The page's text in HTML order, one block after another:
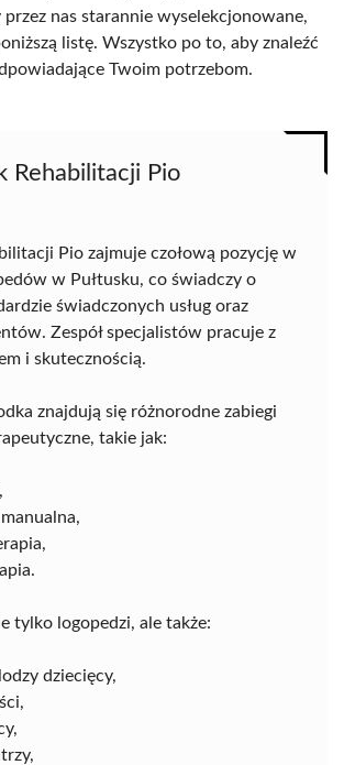
przez nas starannie wyselekcjonowane,
listę. Wszystko po to, aby znaleźć
Twoim potrzebom.
Rehabilitacji Pio
Pio zajmuje czołową pozycję w
w Pułtusku, co świadczy o
świadczonych usług oraz
Zespół specjalistów pracuje z
i skutecznością.
znajdują się różnorodne zabiegi
takie jak:
tylko logopedzi, ale także:
dziecięcy,